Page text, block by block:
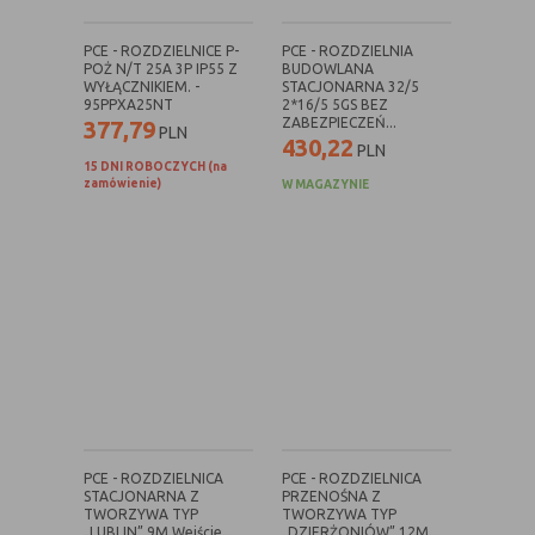
użytkowników
E. Rodzaje cookies ze względu na ingerencję w
prywatność użytkownika:
informacji pozwalających zidentyfikować
danych konkretnego użytkownika
PCE - ROZDZIELNICE P-
POŻ N/T 25A 3P IP55 Z
WYŁĄCZNIKIEM. -
95PPXA25NT
377,79PLN
15 DNI ROBOCZYCH (na
zamówienie)
PCE - ROZDZIELNIA
BUDOWLANA
STACJONARNA 32/5
2*16/5 5GS BEZ
ZABEZPIECZEŃ...
430,22 PLN
W MAGAZYNIE
PCE - ROZDZIELNICA
STACJONARNA Z
TWORZYWA TYP
PCE - ROZDZIELNICA
PRZENOŚNA Z
TWORZYWA TYP